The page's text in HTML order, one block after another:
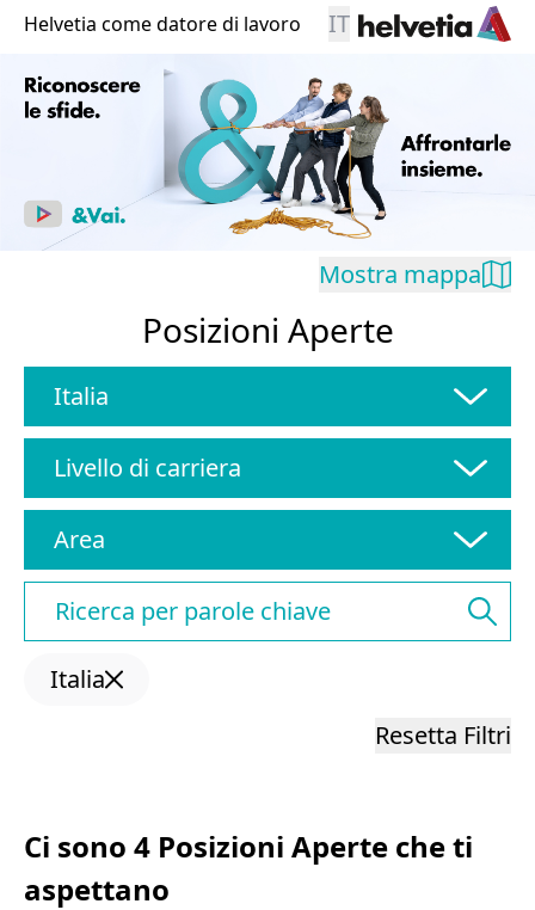
Helvetia come datore di lavoro IT
Mostra mappa
Posizioni Aperte
Italia
Livello di carriera
Area
Italia
Resetta Filtri
Ci sono 4 Posizioni Aperte che ti
aspettano